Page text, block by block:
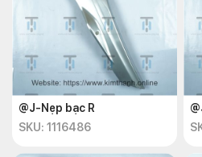
@J-Nẹp bạc R
SKU: 1116486